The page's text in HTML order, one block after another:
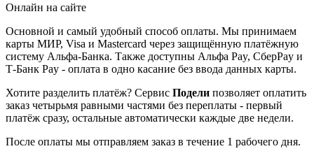
Онлайн на сайте
Основной и самый удобный способ оплаты. Мы принимаем
карты МИР, Visa и Mastercard через защищённую платёжную
систему Альфа-Банка. Также доступны Альфа Pay, СберPay и
Т-Банк Pay - оплата в одно касание без ввода данных карты.
Хотите разделить платёж? Сервис Подели позволяет оплатить
заказ четырьмя равными частями без переплаты - первый
платёж сразу, остальные автоматически каждые две недели.
После оплаты мы отправляем заказ в течение 1 рабочего дня.